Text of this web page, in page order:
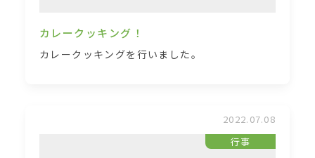
カレークッキング！
カレークッキングを行いました。
2022.07.08
行事